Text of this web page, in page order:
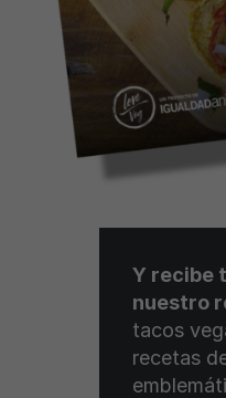
Y recibe
nuestro
tacos
recetas